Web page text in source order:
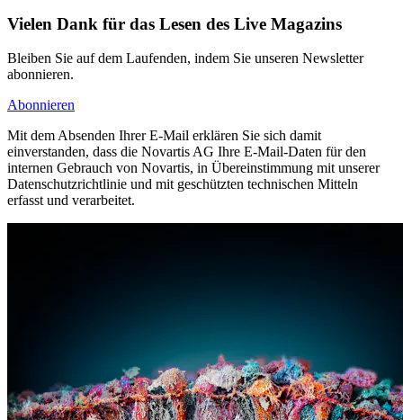
Vielen Dank für das Lesen des Live Magazins
Bleiben Sie auf dem Laufenden, indem Sie unseren Newsletter
abonnieren.
Abonnieren
Mit dem Absenden Ihrer E-Mail erklären Sie sich damit
einverstanden, dass die Novartis AG Ihre E-Mail-Daten für den
internen Gebrauch von Novartis, in Übereinstimmung mit unserer
Datenschutzrichtlinie und mit geschützten technischen Mitteln
erfasst und verarbeitet.